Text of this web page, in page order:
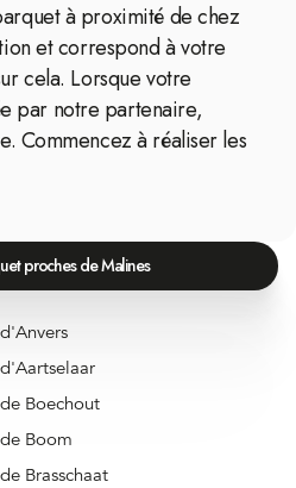
à proximité de chez
et correspond à votre
cela. Lorsque votre
par notre partenaire,
Commencez à réaliser les
proches de Malines
Boechout
Boom
Brasschaat